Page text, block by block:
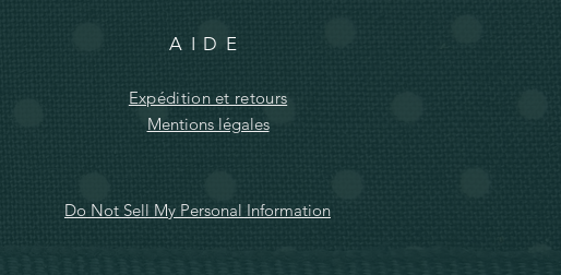
AIDE
Expédition et retours
Mentions légales
Do Not Sell My Personal Information